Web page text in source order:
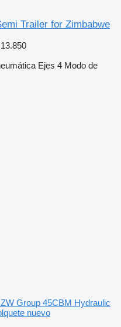
Trailer for Zimbabwe
Ejes 4 Modo de
Group 45CBM Hydraulic
nuevo